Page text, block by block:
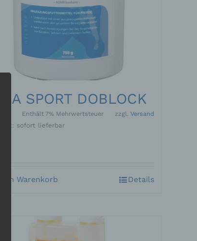
SPORT DOBLOCK
Enthält 7% Mehrwertsteuer zzgl. Versand
sofort lieferbar
den Warenkorb Details